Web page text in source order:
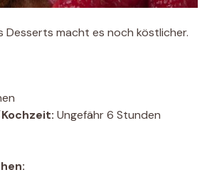
Desserts macht es noch köstlicher.
Ungefähr 6 Stunden